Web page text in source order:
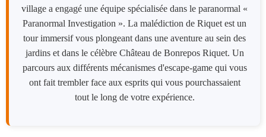
village a engagé une équipe spécialisée dans le paranormal «
Paranormal Investigation ». La malédiction de Riquet est un
tour immersif vous plongeant dans une aventure au sein des
jardins et dans le célèbre Château de Bonrepos Riquet. Un
parcours aux différents mécanismes d'escape-game qui vous
ont fait trembler face aux esprits qui vous pourchassaient
tout le long de votre expérience.